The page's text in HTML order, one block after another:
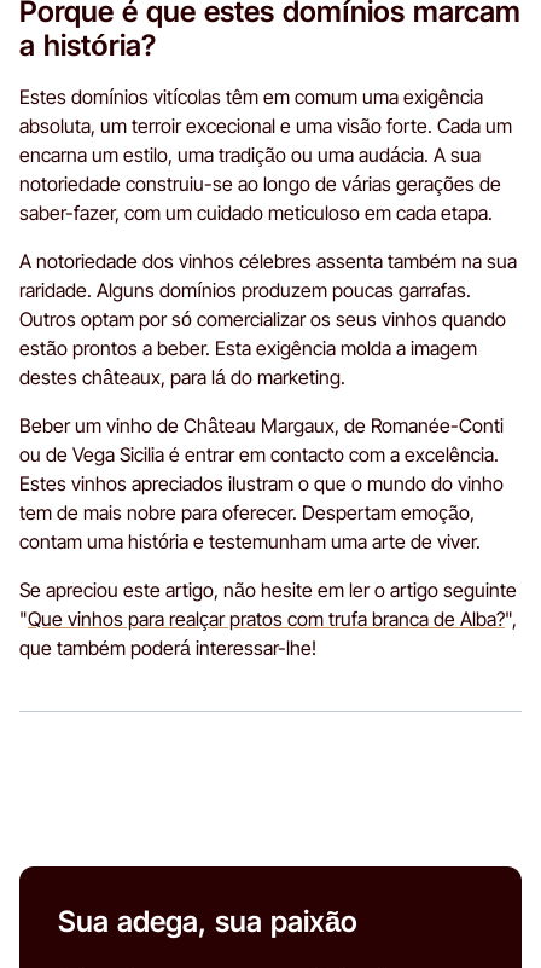
Porque é que estes domínios marcam
a história?
Estes domínios vitícolas têm em comum uma exigência
absoluta, um terroir excecional e uma visão forte. Cada um
encarna um estilo, uma tradição ou uma audácia. A sua
notoriedade construiu-se ao longo de várias gerações de
saber-fazer, com um cuidado meticuloso em cada etapa.
A notoriedade dos vinhos célebres assenta também na sua
raridade. Alguns domínios produzem poucas garrafas.
Outros optam por só comercializar os seus vinhos quando
estão prontos a beber. Esta exigência molda a imagem
destes châteaux, para lá do marketing.
Beber um vinho de Château Margaux, de Romanée-Conti
ou de Vega Sicilia é entrar em contacto com a excelência.
Estes vinhos apreciados ilustram o que o mundo do vinho
tem de mais nobre para oferecer. Despertam emoção,
contam uma história e testemunham uma arte de viver.
Se apreciou este artigo, não hesite em ler o artigo seguinte
"Que vinhos para realçar pratos com trufa branca de Alba?",
que também poderá interessar-lhe!
Sua adega, sua paixão